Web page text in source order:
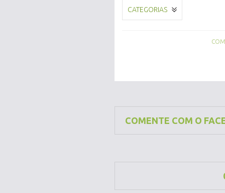
CATEGORIAS
COMENTE COM O